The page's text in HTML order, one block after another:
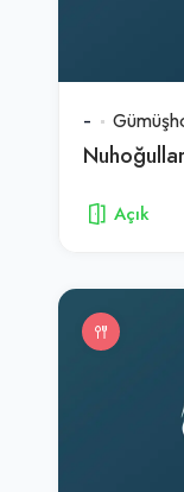
-
Açık